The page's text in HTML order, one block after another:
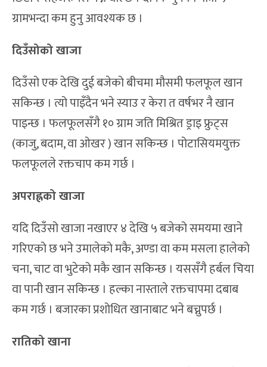
ग्रामभन्दा कम हुनु आवश्यक छ ।
दिउँसोको खाजा
दिउँसो एक देखि दुई बजेको बीचमा मौसमी फलफूल खान
सकिन्छ । त्यो पाइँदैन भने स्याउ र केरा त वर्षभर नै खान
पाइन्छ । फलफूलसँगै १० ग्राम जति मिश्रित ड्राइ फ्रुट्स
(काजु, बदाम, वा ओखर ) खान सकिन्छ । पोटासियमयुक्त
फलफूलले रक्तचाप कम गर्छ ।
अपराह्नको खाजा
यदि दिउँसो खाजा नखाएर ४ देखि ५ बजेको समयमा खाने
गरिएको छ भने उमालेको मकै, अण्डा वा कम मसला हालेको
चना, चाट वा भुटेको मकै खान सकिन्छ । यससँगै हर्बल चिया
वा पानी खान सकिन्छ । हल्का नास्ताले रक्तचापमा दबाब
कम गर्छ । बजारका प्रशोधित खानाबाट भने बच्नुपर्छ ।
रातिको खाना